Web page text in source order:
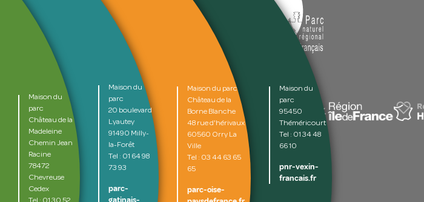
Maison du
parc
Château de la
Madeleine
Chemin Jean
Racine
78472
Chevreuse
Cedex
Maison du
parc
20 boulevard
Lyautey
91490 Milly-
la-Forêt
Tel : 01 64 98
73 93
parc-
Maison du parc
Château de la
Borne Blanche
48 rue d'hérivaux
60560 Orry La
Ville
Tel : 03 44 63 65
65
parc-oise-
Maison du
parc
95450
Théméricourt
Tel : 01 34 48
66 10
pnr-vexin-
francais.fr